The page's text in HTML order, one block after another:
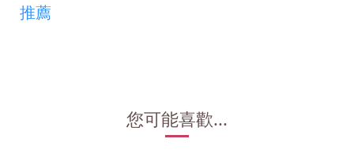
推薦
您可能喜歡...